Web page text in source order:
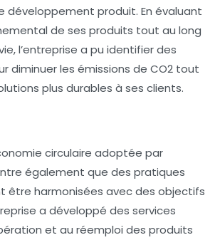
développement produit. En évaluant
de ses produits tout au long
l’entreprise a pu identifier des
diminuer les émissions de CO2 tout
plus durables à ses clients.
circulaire adoptée par
également que des pratiques
être harmonisées avec des objectifs
a développé des services
et au réemploi des produits